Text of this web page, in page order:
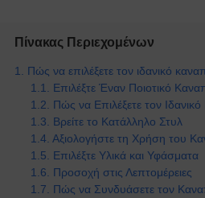
Πίνακας Περιεχομένων
Πώς να επιλέξετε τον ιδανικό
Επιλέξτε Έναν Ποιοτικό
Πώς να Επιλέξετε τον
Βρείτε το Κατάλληλο Στυλ
Αξιολογήστε τη Χρήση του
Επιλέξτε Υλικά και Υφάσματα
Προσοχή στις Λεπτομέρειες
Πώς να Συνδυάσετε τον